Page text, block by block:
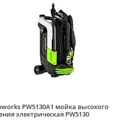
PW5130A1 мойка высокого
электрическая PW5130